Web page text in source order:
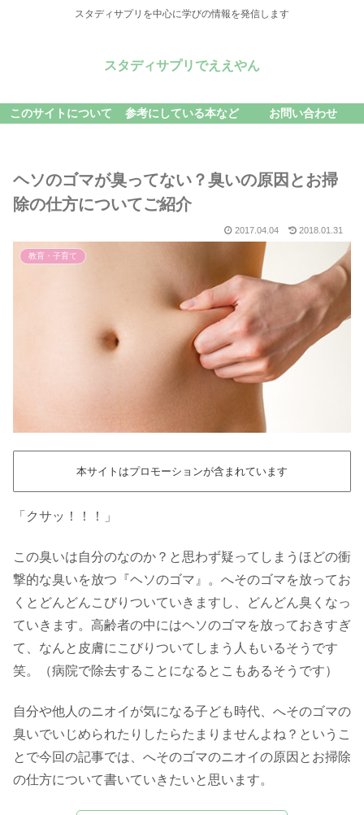
スタディサプリを中心に学びの情報を発信します
スタディサプリでええやん
このサイトについて 参考にしている本など お問い合わせ
ヘソのゴマが臭ってない？臭いの原因とお掃
除の仕方についてご紹介
2017.04.04 2018.01.31
教育・子育て
本サイトはプロモーションが含まれています
「クサッ！！！」
この臭いは自分のなのか？と思わず疑ってしまうほどの衝
撃的な臭いを放つ『ヘソのゴマ』。へそのゴマを放ってお
くとどんどんこびりついていきますし、どんどん臭くなっ
ていきます。高齢者の中にはヘソのゴマを放っておきすぎ
て、なんと皮膚にこびりついてしまう人もいるそうです
笑。（病院で除去することになるとこもあるそうです）
自分や他人のニオイが気になる子ども時代、へそのゴマの
臭いでいじめられたりしたらたまりませんよね？というこ
とで今回の記事では、へそのゴマのニオイの原因とお掃除
の仕方について書いていきたいと思います。